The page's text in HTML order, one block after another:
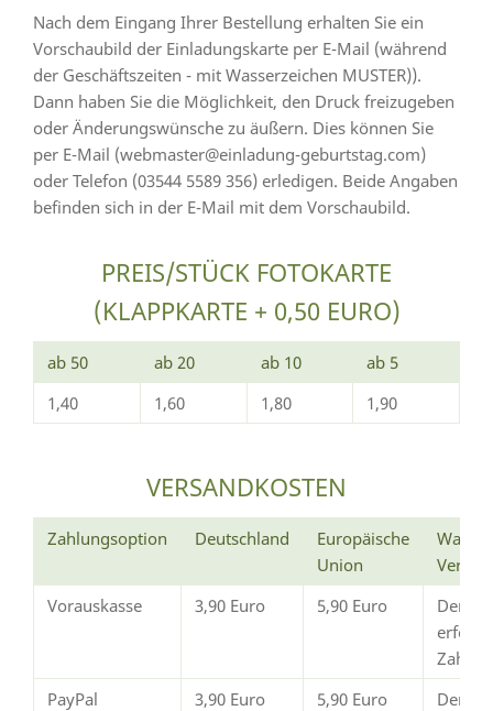
Nach dem Eingang Ihrer Bestellung erhalten Sie ein
Vorschaubild der Einladungskarte per E-Mail (während
der Geschäftszeiten - mit Wasserzeichen MUSTER)).
Dann haben Sie die Möglichkeit, den Druck freizugeben
oder Änderungswünsche zu äußern. Dies können Sie
per E-Mail (webmaster@einladung-geburtstag.com)
oder Telefon (03544 5589 356) erledigen. Beide Angaben
befinden sich in der E-Mail mit dem Vorschaubild.
PREIS/STÜCK FOTOKARTE
(KLAPPKARTE + 0,50 EURO)
ab 50 ab 20 ab 10
ab 5
1,40
1,60 1,80 1,90
VERSANDKOSTEN
Zahlungsoption Deutschland
Europäische
Union
Wann
Vorauskasse
3,90 Euro 5,90 Euro
Der
erfolgt
PayPal
3,90 Euro 5,90 Euro
Der